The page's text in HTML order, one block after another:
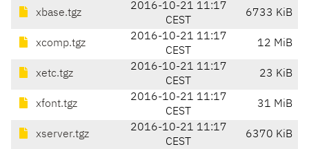
xbase.tgz
2016-10-21 11:17
CEST
6733 KiB
xcomp.tgz
2016-10-21 11:17
CEST
12 MiB
xetc.tgz
2016-10-21 11:17
CEST
23 KiB
xfont.tgz
2016-10-21 11:17
CEST
31 MiB
xserver.tgz
2016-10-21 11:17
CEST
6370 KiB